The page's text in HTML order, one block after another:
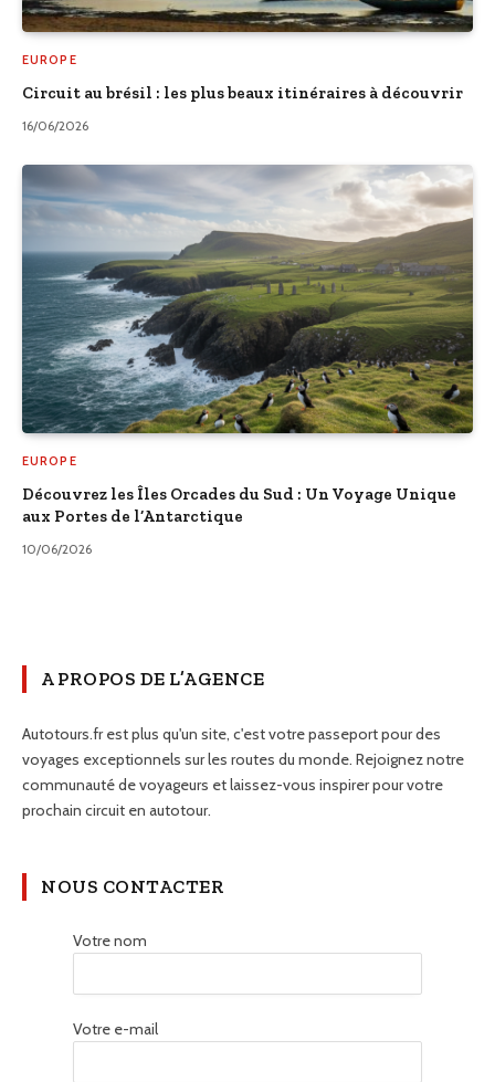
EUROPE
Circuit au brésil : les plus beaux itinéraires à découvrir
16/06/2026
EUROPE
Découvrez les Îles Orcades du Sud : Un Voyage Unique
aux Portes de l’Antarctique
10/06/2026
A PROPOS DE L’AGENCE
Autotours.fr est plus qu'un site, c'est votre passeport pour des
voyages exceptionnels sur les routes du monde. Rejoignez notre
communauté de voyageurs et laissez-vous inspirer pour votre
prochain circuit en autotour.
NOUS CONTACTER
Votre nom
Votre e-mail